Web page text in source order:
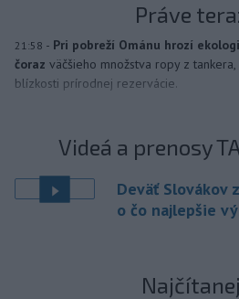
Práve
21:58 - Pri pobreží Ománu hrozí
čoraz väčšieho množstva ropy z
blízkosti prírodnej rezervácie.
Videá a prenosy
Deväť Slovákov
o čo najlepšie